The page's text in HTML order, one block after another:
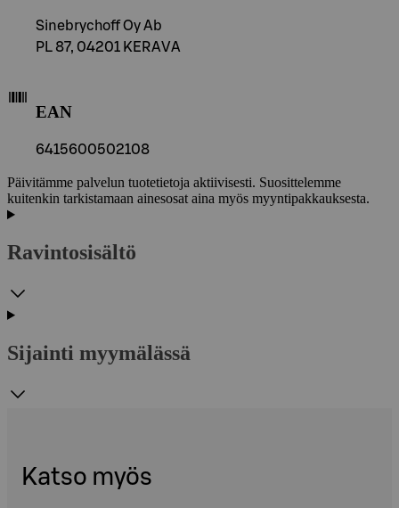
Sinebrychoff Oy Ab
PL 87, 04201 KERAVA
EAN
6415600502108
Päivitämme palvelun tuotetietoja aktiivisesti. Suosittelemme
kuitenkin tarkistamaan ainesosat aina myös myyntipakkauksesta.
Ravintosisältö
Sijainti myymälässä
Katso myös